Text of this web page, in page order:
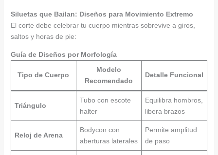
Siluetas que Bailan: Diseños para Movimiento Extremo
El corte debe celebrar tu cuerpo mientras sobrevive a giros,
saltos y horas de pie:
Guía de Diseños por Morfología
Tipo de Cuerpo
Modelo
Recomendado
Detalle Funcional
Triángulo
Tubo con escote
halter
Equilibra hombros,
libera brazos
Reloj de Arena
Bodycon con
aberturas laterales
Permite amplitud
de paso